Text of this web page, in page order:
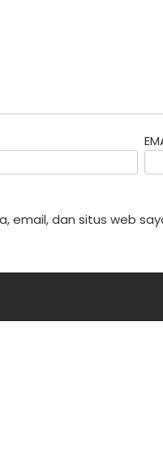
email, dan situs web